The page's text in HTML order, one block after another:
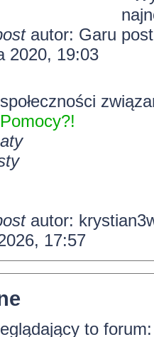
autor: Garu
2020, 19:03
Pomocy?!
autor:
17:57
to